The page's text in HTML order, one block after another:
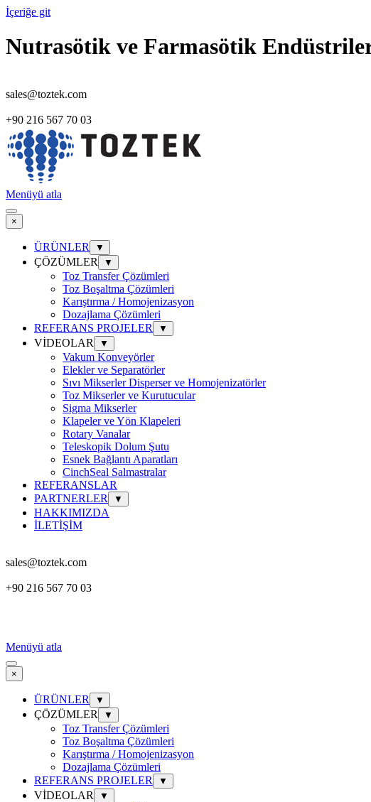
İçeriğe git
Nutrasötik ve Farmasötik
sales@toztek.com
+90 216 567 70 03
Menüyü atla
×
ÜRÜNLER ▼
ÇÖZÜMLER ▼
Toz Transfer Çözümleri
Toz Boşaltma Çözümleri
Karıştırma / Homojenizasyon
Dozajlama Çözümleri
REFERANS PROJELER
▼
VİDEOLAR ▼
Vakum Konveyörler
Elekler ve Separatörler
Sıvı Mikserler Disperser ve Homojenizatörler
Toz Mikserler ve Kurutucular
Sigma Mikserler
Klapeler ve Yön Klapeleri
Rotary Vanalar
Teleskopik Dolum Şutu
Esnek Bağlantı Aparatları
CinchSeal Salmastralar
REFERANSLAR
PARTNERLER
▼
HAKKIMIZDA
İLETİŞİM
sales@toztek.com
+90 216 567 70 03
Menüyü atla
×
ÜRÜNLER ▼
ÇÖZÜMLER ▼
Toz Transfer Çözümleri
Toz Boşaltma Çözümleri
Karıştırma / Homojenizasyon
Dozajlama Çözümleri
REFERANS PROJELER
▼
VİDEOLAR ▼